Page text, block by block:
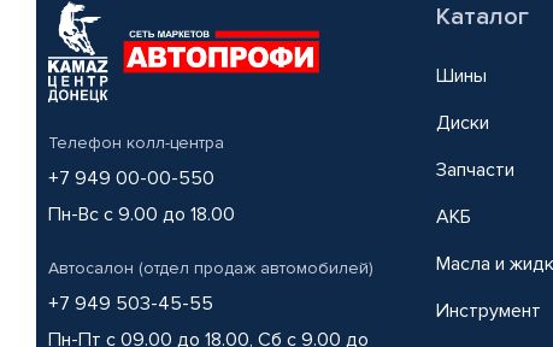
Телефон колл-центра
+7 949 00-00-550
Пн-Вс с 9.00 до 18.00
Автосалон (отдел продаж автомобилей)
+7 949 503-45-55
Пн-Пт с 09.00 до 18.00, Сб с 9.00 до
Каталог
Шины
Диски
Запчасти
АКБ
Масла и
Инструмент